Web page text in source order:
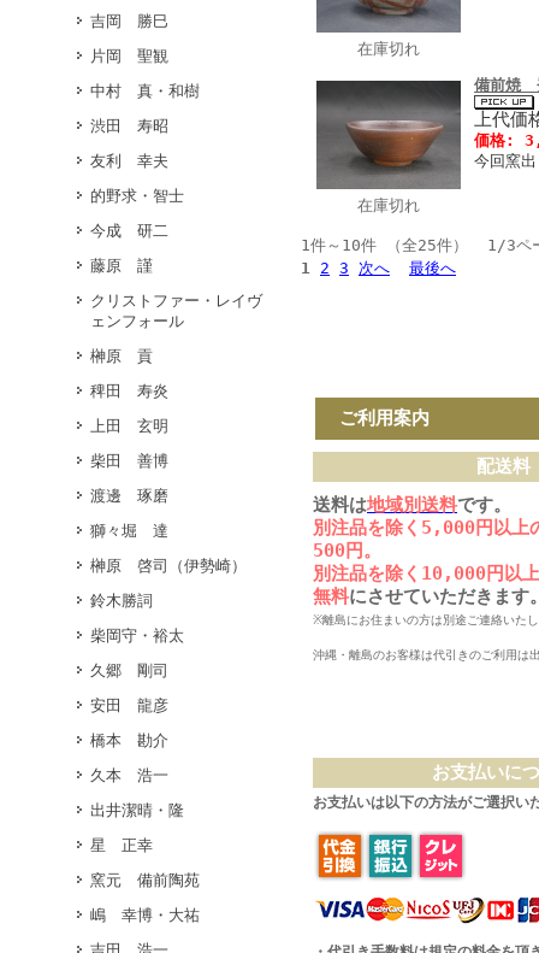
吉岡 勝巳
片岡 聖観
中村 真・和樹
渋田 寿昭
友利 幸夫
的野求・智士
今成 研二
藤原 謹
クリストファー・レイヴ
ェンフォール
榊原 貢
稗田 寿炎
上田 玄明
柴田 善博
渡邊 琢磨
獅々堀 達
榊原 啓司（伊勢崎）
鈴木勝詞
柴岡守・裕太
久郷 剛司
安田 龍彦
橋本 勘介
久本 浩一
出井潔晴・隆
星 正幸
窯元 備前陶苑
嶋 幸博・大祐
在庫切れ
在庫切れ
備前焼
上代
価格:
今回窯
1件～10件 （全25件） 1/3ペ
1 2 3 次へ 最後へ
ご利用案内
配送料
送料は地域別送料です。
別注品を除く5,000円以上
500円。
別注品を除く10,000円以
無料にさせていただきます
※離島にお住まいの方は別途ご連絡いた
沖縄・離島のお客様は代引きのご利用は
お支払いに
お支払いは以下の方法がご選択い